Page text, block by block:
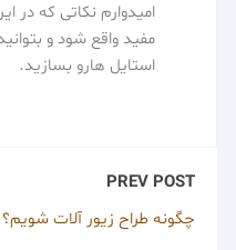
امیدوارم نکاتی که در
مفید واقع شود و
استایل هارو بسازید.
PREV POST
چگونه طراح زیور آلات شویم؟